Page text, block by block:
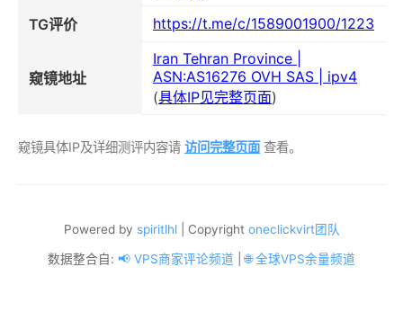
TG评价
https://t.me/c/1589001900/1223
窥镜地址
Iran Tehran Province |
ASN:AS16276 OVH SAS | ipv4
(具体IP见完整页面)
窥镜具体IP及详细测评内容请 访问完整页面查看。
Powered by spiritlhl| Copyright oneclickvirt团队
数据整合自: 📢 VPS商家评论频道 |🌐 全球VPS余量频道